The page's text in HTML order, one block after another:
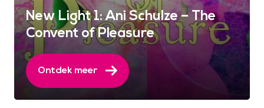
New Light 1: Ani Schulze – The
Convent of Pleasure
Ontdek meer